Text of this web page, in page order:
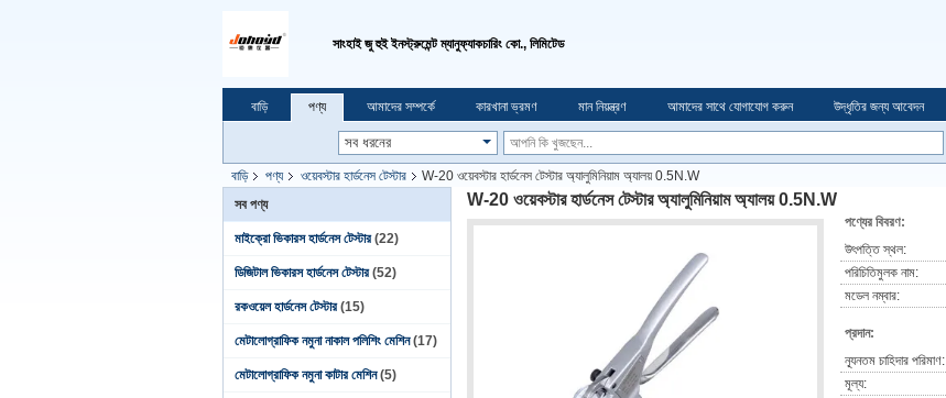
সাংহাই জু হুই ইনস্ট্রুমেন্ট ম্যানুফ্যাকচারিং কো., লিমিটেড
বাড়ি পণ্য আমাদের সম্পর্কে কারখানা ভ্রমণ মান নিয়ন্ত্রণ আমাদের সাথে যোগাযোগ করুন উদ্ধৃতির জন্য আবেদন
বাড়ি পণ্য ওয়েবস্টার হার্ডনেস টেস্টার
W-20 ওয়েবস্টার হার্ডনেস টেস্টার অ্যালুমিনিয়াম অ্যালয় 0.5N.W
সব পণ্য
মাইক্রো ভিকারস হার্ডনেস টেস্টার (22)
ডিজিটাল ভিকারস হার্ডনেস টেস্টার (52)
রকওয়েল হার্ডনেস টেস্টার (15)
মেটালোগ্রাফিক নমুনা নাকাল পলিশিং মেশিন (17)
মেটালোগ্রাফিক নমুনা কাটার মেশিন (5)
W-20 ওয়েবস্টার হার্ডনেস টেস্টার অ্যালুমিনিয়াম অ্যালয় 0.5N.W
পণ্যের বিবরণ:
উৎপত্তি স্থল:
পরিচিতিমুলক নাম:
মডেল নম্বার:
প্রদান:
ন্যূনতম চাহিদার পরিমাণ:
মূল্য: